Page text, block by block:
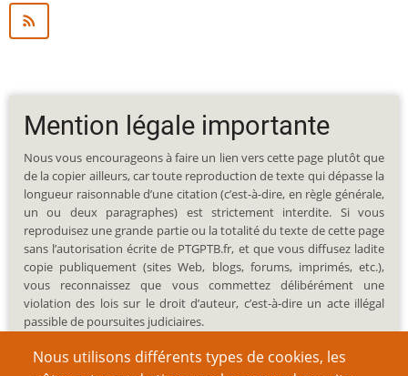
Nous utilisons différents types de cookies, les
Mention légale importante
Nous vous encourageons à faire un lien vers cette page plutôt que
de la copier ailleurs, car toute reproduction de texte qui dépasse la
longueur raisonnable d’une citation (c’est-à-dire, en règle générale,
un ou deux paragraphes) est strictement interdite. Si vous
reproduisez une grande partie ou la totalité du texte de cette page
sans l’autorisation écrite de PTGPTB.fr, et que vous diffusez ladite
copie publiquement (sites Web, blogs, forums, imprimés, etc.),
vous reconnaissez que vous commettez délibérément une
violation des lois sur le droit d’auteur, c’est-à-dire un acte illégal
passible de poursuites judiciaires.